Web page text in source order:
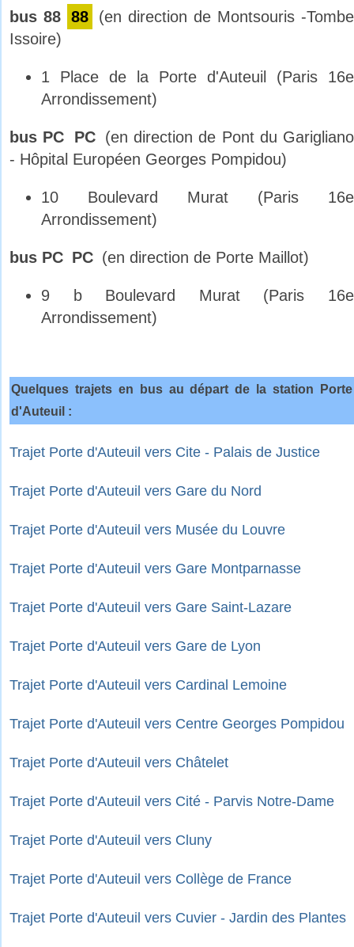
bus 88 88
(en direction de Montsouris -Tombe
Issoire)
1 Place de la Porte d'Auteuil (Paris 16e
Arrondissement)
bus PC PC
(en direction de Pont du Garigliano
- Hôpital Européen Georges Pompidou)
10 Boulevard Murat (Paris 16e
Arrondissement)
bus PC PC (en direction de Porte Maillot)
9 b Boulevard Murat (Paris 16e
Arrondissement)
Quelques trajets en bus au départ de la station Porte
d'Auteuil :
Trajet Porte d'Auteuil vers Cite - Palais de Justice
Trajet Porte d'Auteuil vers Gare du Nord
Trajet Porte d'Auteuil vers Musée du Louvre
Trajet Porte d'Auteuil vers Gare Montparnasse
Trajet Porte d'Auteuil vers Gare Saint-Lazare
Trajet Porte d'Auteuil vers Gare de Lyon
Trajet Porte d'Auteuil vers Cardinal Lemoine
Trajet Porte d'Auteuil vers Centre Georges Pompidou
Trajet Porte d'Auteuil vers Châtelet
Trajet Porte d'Auteuil vers Cité - Parvis Notre-Dame
Trajet Porte d'Auteuil vers Cluny
Trajet Porte d'Auteuil vers Collège de France
Trajet Porte d'Auteuil vers Cuvier - Jardin des Plantes